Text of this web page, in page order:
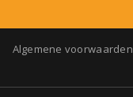
Algemene voorwaarden